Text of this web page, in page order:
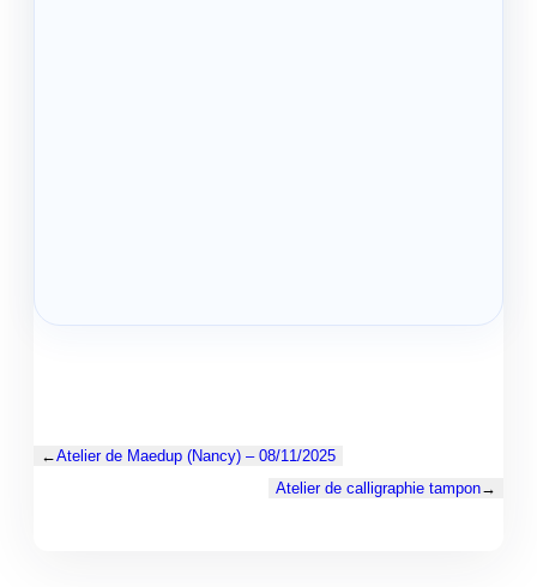
←Atelier de Maedup (Nancy) – 08/11/2025
Atelier de calligraphie tampon→